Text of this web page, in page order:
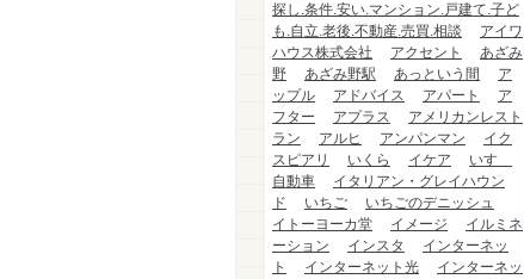
探し.条件.安い.マンション.戸建て.子ど
も.自立.老後.不動産.売買.相談
アイワ
ハウス株式会社
アクセント
あざみ
野
あざみ野駅 あっという間
ア
ップル
アドバイス アパート
ア
フター
アプラス
アメリカンレスト
ラン
アルヒ アンパンマン
イク
スピアリ
いくら イケア
いすゞ
自動車
イタリアン・グレイハウン
ド
いちご
いちごのデニッシュ
イトーヨーカ堂
イメージ
イルミネ
ーション
インスタ
インターネッ
ト
インターネット光
インターネッ